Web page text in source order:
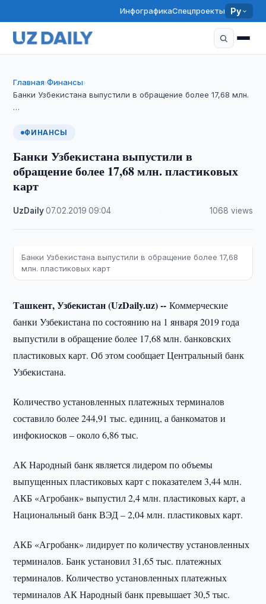
ИнфографикаСпецпроекты Ру
Главная›Финансы›
Банки Узбекистана выпустили в обращение более 17,68 млн.
…
ФИНАНСЫ
Банки Узбекистана выпустили в
обращение более 17,68 млн. пластиковых
карт
UzDaily·07.02.2019 ·09:04 1068 views
Банки Узбекистана выпустили в обращение более 17,68
млн. пластиковых карт
Ташкент, Узбекистан (UzDaily.uz) --Коммерческие
банки Узбекистана по состоянию на 1 января 2019 года
выпустили в обращение более 17,68 млн. банковских
пластиковых карт. Об этом сообщает Центральный банк
Узбекистана.
Количество установленных платежных терминалов
составило более 244,91 тыс. единиц, а банкоматов и
инфокиосков – около 6,86 тыс.
АК Народный банк является лидером по объемы
выпущенных пластиковых карт с показателем 3,44 млн.
АКБ «Агробанк» выпустил 2,4 млн. пластиковых карт, а
Национальный банк ВЭД – 2,04 млн. пластиковых карт.
АКБ «Агробанк» лидирует по количеству установленных
терминалов. Банк установил 31,65 тыс. платежных
терминалов. Количество установленных платежных
терминалов АК Народный банк превышает 30,5 тыс.